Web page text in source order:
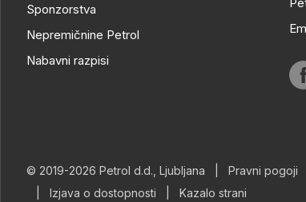
Sponzorstva
Nepremičnine Petrol
Nabavni razpisi
© 2019-2026 Petrol d.d., Ljubljana Pravni pogoji
Izjava o dostopnosti Kazalo strani